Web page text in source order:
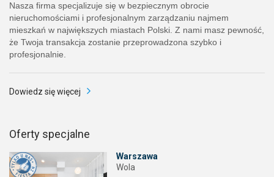
Nasza firma specjalizuje się w bezpiecznym obrocie
nieruchomościami i profesjonalnym zarządzaniu najmem
mieszkań w największych miastach Polski. Z nami masz pewność,
że Twoja transakcja zostanie przeprowadzona szybko i
profesjonalnie.
Dowiedz się więcej
Oferty specjalne
Warszawa
Wola